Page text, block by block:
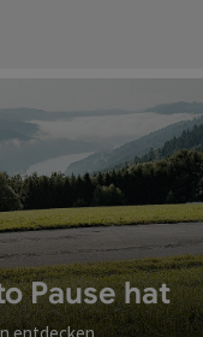
Pause hat